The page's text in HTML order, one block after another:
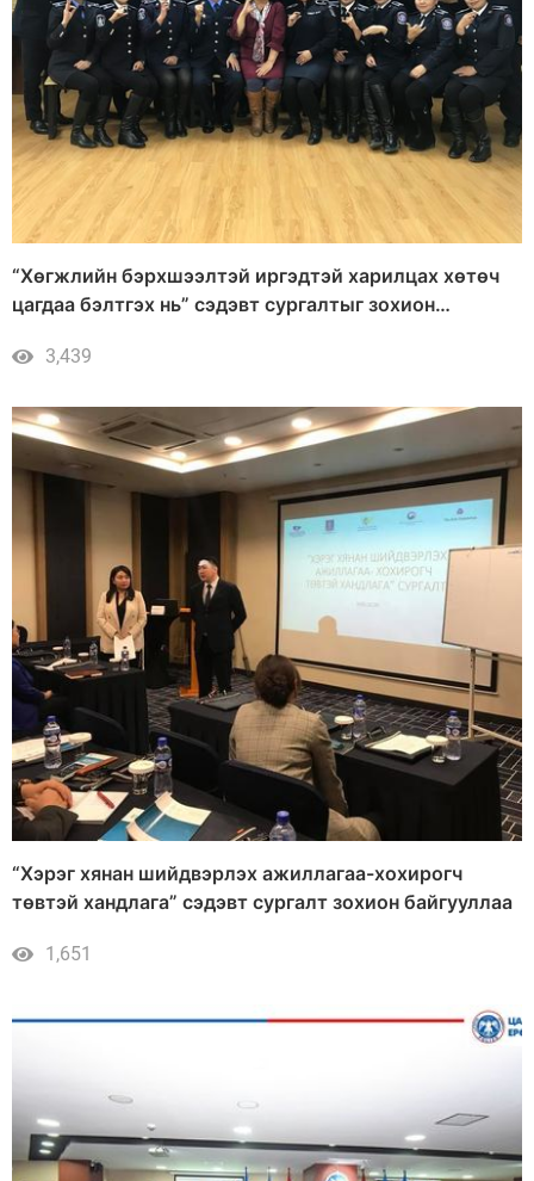
“Хөгжлийн бэрхшээлтэй иргэдтэй харилцах хөтөч
цагдаа бэлтгэх нь” сэдэвт сургалтыг зохион
3,439
“Хэрэг хянан шийдвэрлэх ажиллагаа-хохирогч
төвтэй хандлага” сэдэвт сургалт зохион байгууллаа
1,651